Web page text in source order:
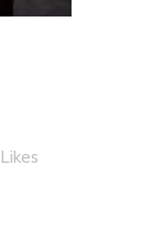
Likes